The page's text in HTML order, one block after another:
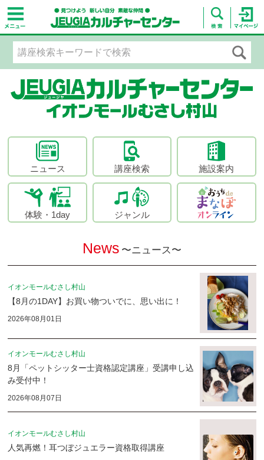
ニュース 講座検索 施設案内
体験・1day ジャンル
News 〜ニュース〜
イオンモールむさし村山
【8月の1DAY】お買い物ついでに、思い出に！
2026年08月01日
イオンモールむさし村山
8月「ペットシッター士資格認定講座」受講申し込
み受付中！
2026年08月07日
イオンモールむさし村山
人気再燃！耳つぼジュエラー資格取得講座